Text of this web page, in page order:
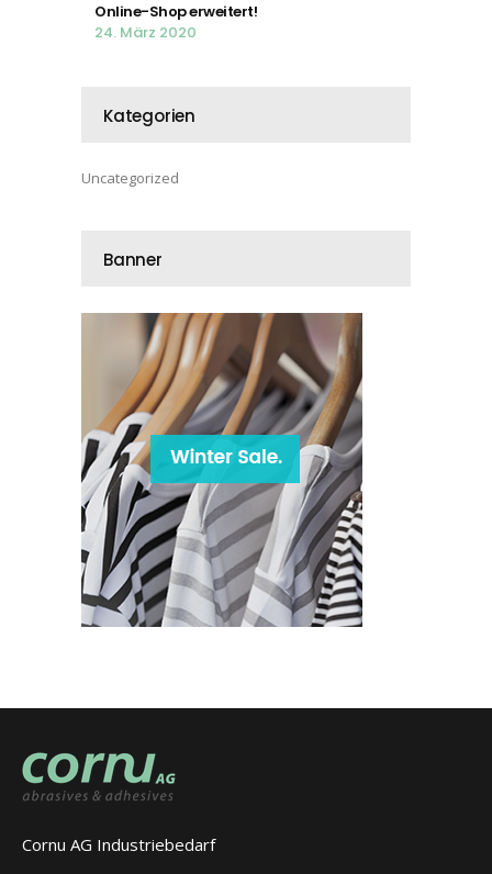
Online-Shop erweitert!
24. März 2020
Kategorien
Uncategorized
Banner
Cornu AG Industriebedarf